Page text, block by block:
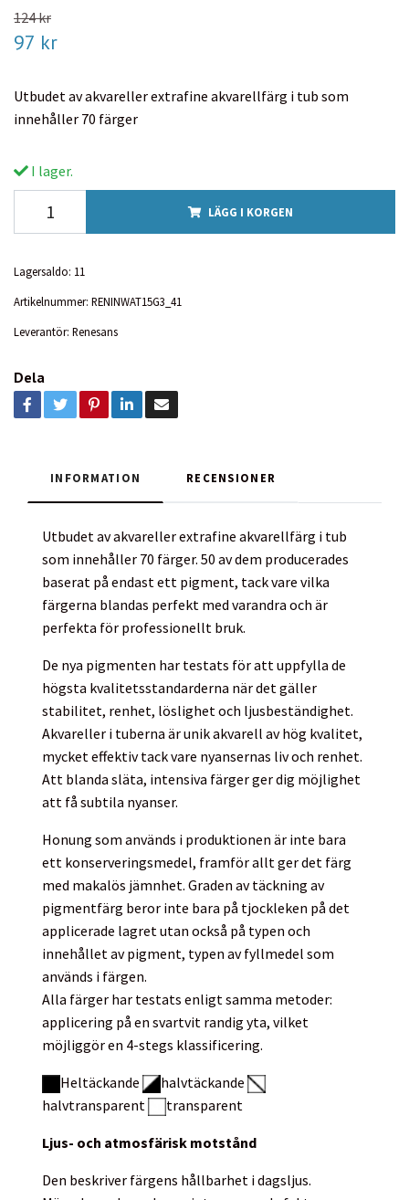
124 kr
97 kr
Utbudet av akvareller extrafine akvarellfärg i tub som
innehåller 70 färger
I lager.
LÄGG I KORGEN
Lagersaldo: 11
Artikelnummer: RENINWAT15G3_41
Leverantör: Renesans
Dela
INFORMATION RECENSIONER
Utbudet av akvareller extrafine akvarellfärg i tub
som innehåller 70 färger. 50 av dem producerades
baserat på endast ett pigment, tack vare vilka
färgerna blandas perfekt med varandra och är
perfekta för professionellt bruk.
De nya pigmenten har testats för att uppfylla de
högsta kvalitetsstandarderna när det gäller
stabilitet, renhet, löslighet och ljusbeständighet.
Akvareller i tuberna är unik akvarell av hög kvalitet,
mycket effektiv tack vare nyansernas liv och renhet.
Att blanda släta, intensiva färger ger dig möjlighet
att få subtila nyanser.
Honung som används i produktionen är inte bara
ett konserveringsmedel, framför allt ger det färg
med makalös jämnhet. Graden av täckning av
pigmentfärg beror inte bara på tjockleken på det
applicerade lagret utan också på typen och
innehållet av pigment, typen av fyllmedel som
används i färgen.
Alla färger har testats enligt samma metoder:
applicering på en svartvit randig yta, vilket
möjliggör en 4-stegs klassificering.
Heltäckande
halvtäckande
halvtransparent
transparent
Ljus- och atmosfärisk motstånd
Den beskriver färgens hållbarhet i dagsljus.